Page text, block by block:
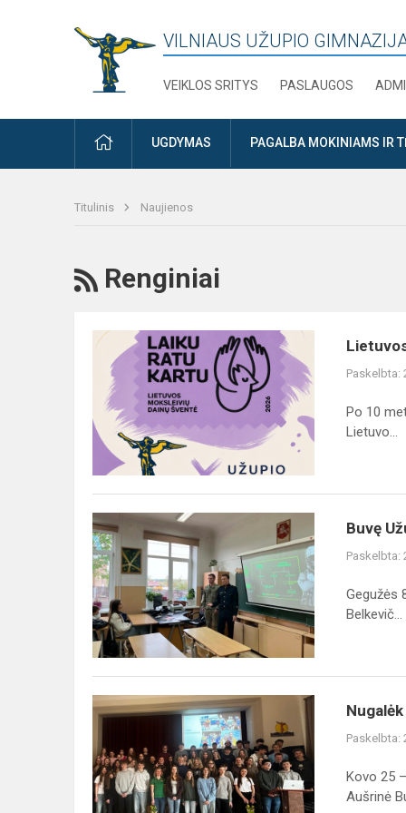
VILNIAUS UŽUPIO
VEIKLOS SRITYS PASLAUGOS
PRADŽIAUGDYMAS PAGALBA MOKINIAMS IR
Titulinis Naujienos
RSS
Renginiai
Lietuvos
moksleivių
dainų
šventė
sugrįžta
po
10
metų
Paskelbta:
Po 10
Lietuvo...
Buvę
Užupio
gimnazijos
mokiniai
pristatė
studijas
Karo
akad...
Buvę
Paskelbta:
Gegužės
Belkevič...
Nugalėk
save
–
susitikimas
Paskelbta:
Kovo 25
Aušrinė